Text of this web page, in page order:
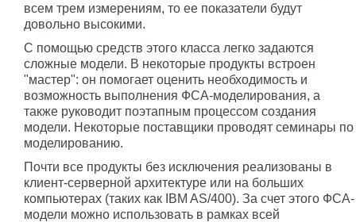
всем трем измерениям, то ее показатели будут
довольно высокими.
С помощью средств этого класса легко задаются
сложные модели. В некоторые продукты встроен
"мастер": он помогает оценить необходимость и
возможность выполнения ФСА-моделирования, а
также руководит поэтапным процессом создания
модели. Некоторые поставщики проводят семинары по
моделированию.
Почти все продукты без исключения реализованы в
клиент-серверной архитектуре или на больших
компьютерах (таких как IBM AS/400). За счет этого ФСА-
модели можно использовать в рамках всей